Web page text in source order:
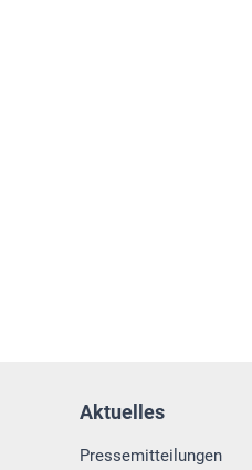
Aktuelles
Pressemitteilungen